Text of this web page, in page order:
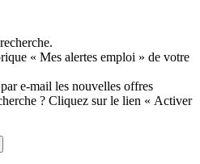
« Mes alertes emploi » de votre
e-mail les nouvelles offres
? Cliquez sur le lien « Activer